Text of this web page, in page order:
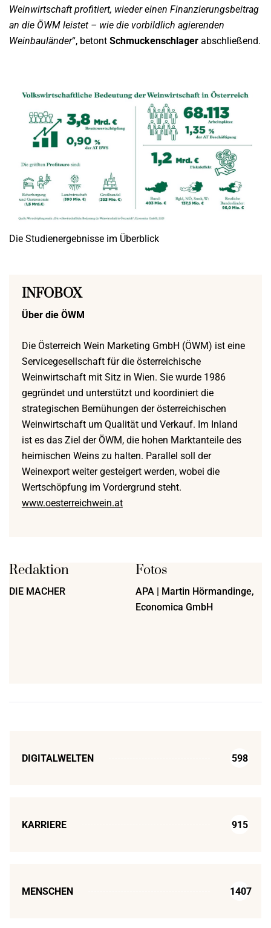
Weinwirtschaft profitiert, wieder einen Finanzierungsbeitrag
an die ÖWM leistet – wie die vorbildlich agierenden
Weinbauländer“, betont Schmuckenschlager abschließend.
Die Studienergebnisse im Überblick
INFOBOX
Über die ÖWM
Die Österreich Wein Marketing GmbH (ÖWM) ist eine
Servicegesellschaft für die österreichische
Weinwirtschaft mit Sitz in Wien. Sie wurde 1986
gegründet und unterstützt und koordiniert die
strategischen Bemühungen der österreichischen
Weinwirtschaft um Qualität und Verkauf. Im Inland
ist es das Ziel der ÖWM, die hohen Marktanteile des
heimischen Weins zu halten. Parallel soll der
Weinexport weiter gesteigert werden, wobei die
Wertschöpfung im Vordergrund steht.
www.oesterreichwein.at
Redaktion
DIE MACHER
Fotos
APA | Martin Hörmandinge,
Economica GmbH
DIGITALWELTEN 598
KARRIERE 915
MENSCHEN 1407